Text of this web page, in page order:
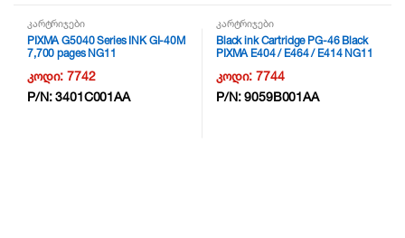
კარტრიჯები
PIXMA G5040 Series INK GI-40M
7,700 pages NG11
კოდი:7742
P/N:3401C001AA
კარტრიჯები
Black ink Cartridge PG-46 Black
PIXMA E404 / E464 / E414 NG11
კოდი:7744
P/N:9059B001AA